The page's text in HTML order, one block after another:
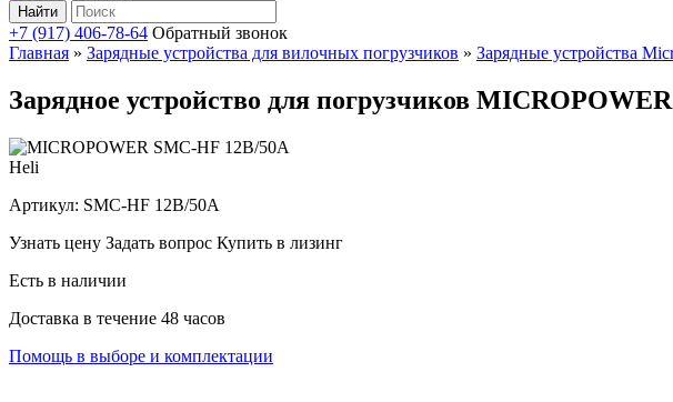
Найти
+7 (917) 406-78-64 Обратный звонок
Главная » Зарядные устройства для вилочных погрузчиков » Зарядные устройства
Зарядное устройство для погрузчиков
Heli
Артикул: SMC-HF 12В/50А
Узнать цену Задать вопрос Купить в лизинг
Есть в наличии
Доставка в течение 48 часов
Помощь в выборе и комплектации